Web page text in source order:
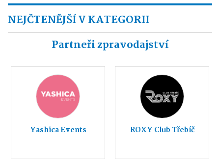
NEJČTENĚJŠÍ V KATEGORII
Partneři zpravodajství
Yashica Events ROXY Club Třebíč